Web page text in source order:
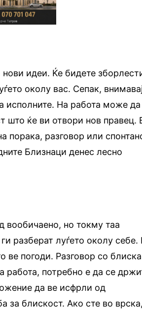
идеи. Ќе бидете
околу вас. Сепак,
исполните. На работа може да
што ќе ви отвори нов правец.
порака, разговор или
Близнаци денес лесно
вообичаено, но токму таа
разберат луѓето околу себе.
ве погоди. Разговор со блиска
потребно е да се
да ве исфрли од
за блискост. Ако сте во